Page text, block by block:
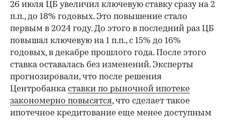
26 июля ЦБ увеличил ключевую ставку сразу на 2
п.п., до 18% годовых. Это повышение стало
первым в 2024 году. До этого в последний раз ЦБ
повышал ключевую на 1 п.п., с 15% до 16%
годовых, в декабре прошлого года. После этого
ставка оставалась без изменений. Эксперты
прогнозировали, что после решения
Центробанкаставки по рыночной ипотеке
закономерно повысятся, что сделает такое
ипотечное кредитование еще менее доступным